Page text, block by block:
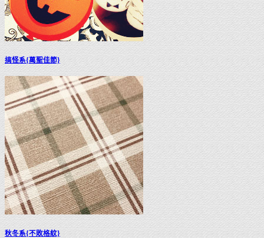
搞怪系{萬聖佳節}
秋冬系{不敗格紋}